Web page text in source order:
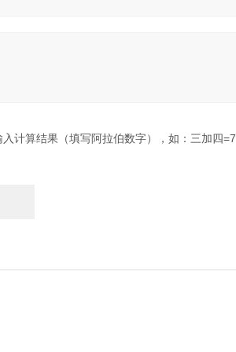
入计算结果（填写阿拉伯数字），如：三加四=7